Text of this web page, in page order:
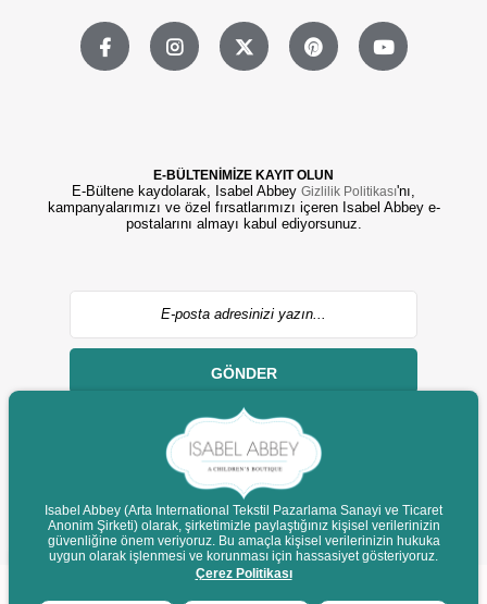
E-BÜLTENİMİZE KAYIT OLUN
E-Bültene kaydolarak, Isabel Abbey Gizlilik Politikası'nı,
kampanyalarımızı ve özel fırsatlarımızı içeren Isabel Abbey e-
postalarını almayı kabul ediyorsunuz.
GÖNDER
© 2022 isabelabbey.com - Tüm Hakları Saklıdır.
Destek
Isabel Abbey (Arta International Tekstil Pazarlama Sanayi ve Ticaret
Anonim Şirketi) olarak, şirketimizle paylaştığınız kişisel verilerinizin
güvenliğine önem veriyoruz. Bu amaçla kişisel verilerinizin hukuka
uygun olarak işlenmesi ve korunması için hassasiyet gösteriyoruz.
Çerez Politikası